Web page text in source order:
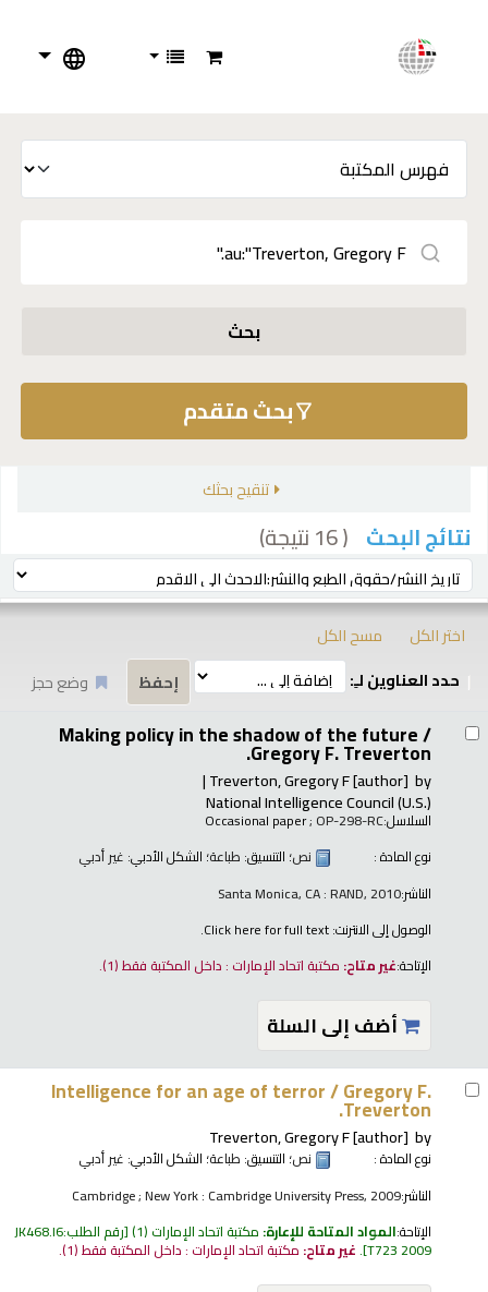
بحث
بحث متقدم
تنقيح بحثك
نتائج البحث ( 16 نتيجة)
ترتيب بواسطة:
اختر الكل
مسح الكل
حدد العناوين لـِ:
وضع حجز
Making policy in the shadow of the future /
Gregory F. Treverton.
by
Treverton, Gregory F[author]
National Intelligence Council (U.S.)
السلاسل: Occasional paper; OP-298-RC
نوع المادة :
نص؛ التنسيق: طباعة؛ الشكل الأدبي: غير أدبي
الناشر:Santa Monica, CA : RAND, 2010
الوصول إلى الانترنت:Click here for full text.
الإتاحة:غير متاح: مكتبة اتحاد الإمارات : داخل المكتبة فقط(1).
أضف إلى السلة
Intelligence for an age of terror /Gregory F.
Treverton.
by
Treverton, Gregory F[author]
نوع المادة : نص؛ التنسيق: طباعة؛ الشكل الأدبي: غير أدبي
الناشر:Cambridge ; New York : Cambridge University Press, 2009
الإتاحة:المواد المتاحة للإعارة: مكتبة اتحاد الإمارات (1) رقم الطلب:JK468.I6
T723 2009
.غير متاح: مكتبة اتحاد الإمارات : داخل المكتبة فقط(1).